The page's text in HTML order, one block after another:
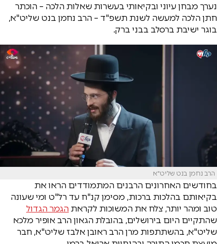
נערך מבחן עיוני ובקיאותי בעשרות שאלות הלכה – הוכתר
חתן הלכה למעשה לשנת תשפ"ד – הרב נחמן בנט שליט"א,
בוגר ישיבת ברסלב בבני ברק.
הרב נחמן בנט שליט"א
בחודשים האחרונים הרבנים המתמודדים הראו את
בקיאותם בהלכות ברכות, מסימן קנ"ח עד רל"ט ומי שעונה
טוב ומהר יותר, צלח את המשוכות לקראת הגמר הגדול
שהתקיים היום בירושלים, בהובלת הגאון הרב אופיר מלכא
שליט"א, בהשתתפות מרן הרב ראובן אלבז שליט"א, חבר